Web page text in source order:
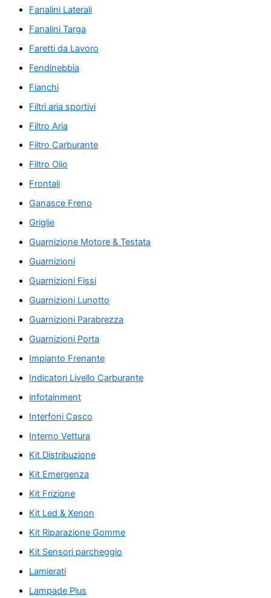
Fanalini Laterali
Fanalini Targa
Faretti da Lavoro
Fendinebbia
Fianchi
Filtri aria sportivi
Filtro Aria
Filtro Carburante
Filtro Olio
Frontali
Ganasce Freno
Griglie
Guarnizione Motore & Testata
Guarnizioni
Guarnizioni Fissi
Guarnizioni Lunotto
Guarnizioni Parabrezza
Guarnizioni Porta
Impianto Frenante
Indicatori Livello Carburante
infotainment
Interfoni Casco
Interno Vettura
Kit Distribuzione
Kit Emergenza
Kit Frizione
Kit Led & Xenon
Kit Riparazione Gomme
Kit Sensori parcheggio
Lamierati
Lampade Plus